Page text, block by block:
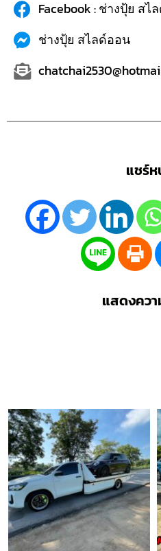
Facebook : ช่างปุ้ย สไ
ช่างปุ้ย สไลด์ออน
แชร์
แสดงคว